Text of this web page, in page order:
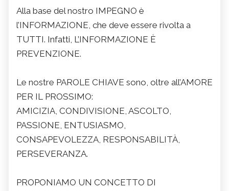
Alla base del nostro IMPEGNO è
l’INFORMAZIONE, che deve essere rivolta a
TUTTI. Infatti, L’INFORMAZIONE È
PREVENZIONE.
Le nostre PAROLE CHIAVE sono, oltre all’AMORE
PER IL PROSSIMO:
AMICIZIA, CONDIVISIONE, ASCOLTO,
PASSIONE, ENTUSIASMO,
CONSAPEVOLEZZA, RESPONSABILITÀ,
PERSEVERANZA.
PROPONIAMO UN CONCETTO DI